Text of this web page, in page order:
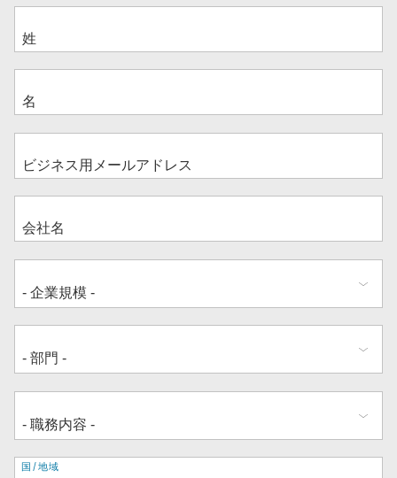
住
国/地域